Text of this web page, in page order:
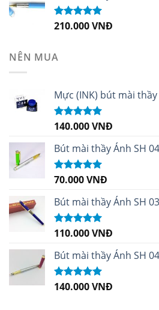
Được xếp
210.000VNĐ
NÊN MUA
Mực (INK) bút mài
Được xếp
sao
140.000VNĐ
Bút mài thầy Ánh SH
Được xếp
sao
70.000VNĐ
Bút mài thầy Ánh SH
Được xếp
sao
110.000VNĐ
Bút mài thầy Ánh SH
Được xếp
140.000VNĐ